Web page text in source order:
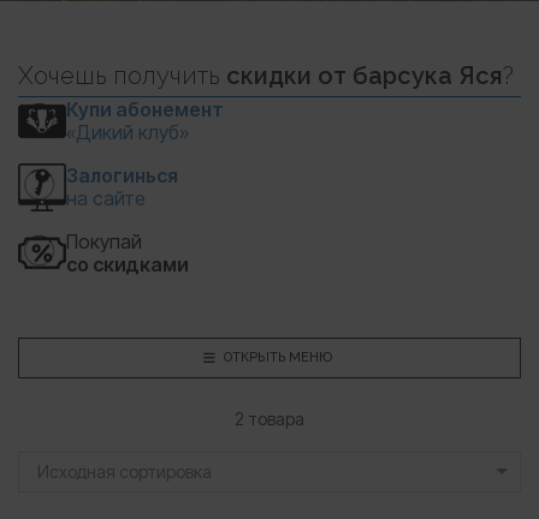
Хочешь получить скидки от барсука Яся?
Купи абонемент
«Дикий клуб»
Залогинься
на сайте
Покупай
со скидками
ОТКРЫТЬ МЕНЮ
2 товара
Исходная сортировка